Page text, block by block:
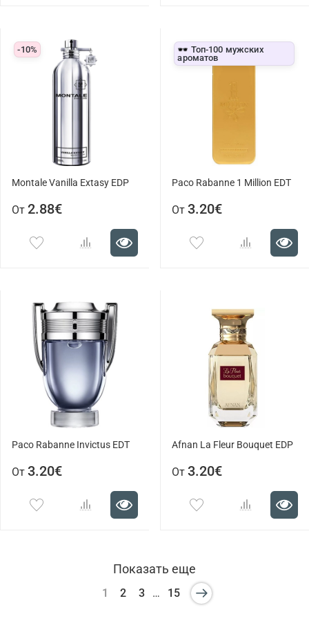
-10%
Montale Vanilla Extasy EDP
От 2.88€
🕶️ Топ-100 мужских
ароматов
Paco Rabanne 1 Million EDT
От 3.20€
Paco Rabanne Invictus EDT
От 3.20€
Afnan La Fleur Bouquet EDP
От 3.20€
Показать еще
1 2 3 … 15